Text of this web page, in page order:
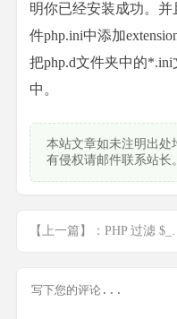
明你已经安装成功。
件php.ini中添加
把php.d文件夹中的
中。
本站文章如未注明出处
有侵权请邮件联系站长。
【上一篇】：